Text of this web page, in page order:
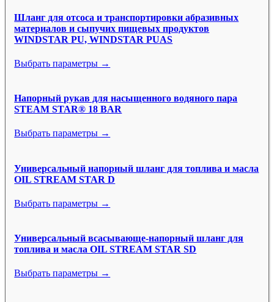
Шланг для отсоса и транспортировки абразивных
материалов и сыпучих пищевых продуктов
WINDSTAR PU, WINDSTAR PUAS
Выбрать параметры →
Напорный рукав для насыщенного водяного пара
STEAM STAR® 18 BAR
Выбрать параметры →
Универсальный напорный шланг для топлива и масла
OIL STREAM STAR D
Выбрать параметры →
Универсальный всасывающе-напорный шланг для
топлива и масла OIL STREAM STAR SD
Выбрать параметры →